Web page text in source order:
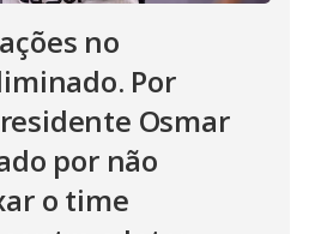
no
Por
Osmar
por não
o time